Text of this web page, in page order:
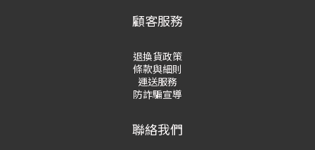
顧客服務
退換貨政策
條款與細則
運送服務
防詐騙宣導
聯絡我們